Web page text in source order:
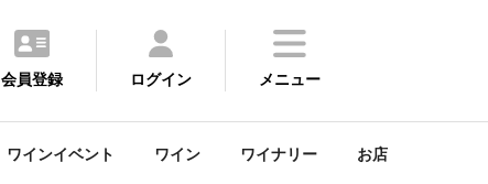
会員登録 ログイン メニュー
ワインイベント ワイン ワイナリー お店